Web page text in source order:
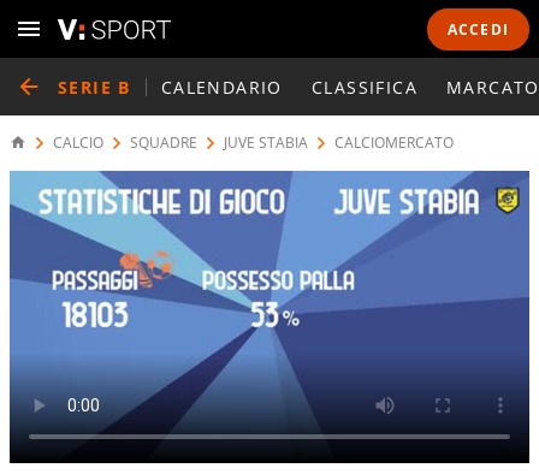
ACCEDI
SERIE B CALENDARIO CLASSIFICA
CALCIO SQUADRE JUVE STABIA CALCIOMERCATO